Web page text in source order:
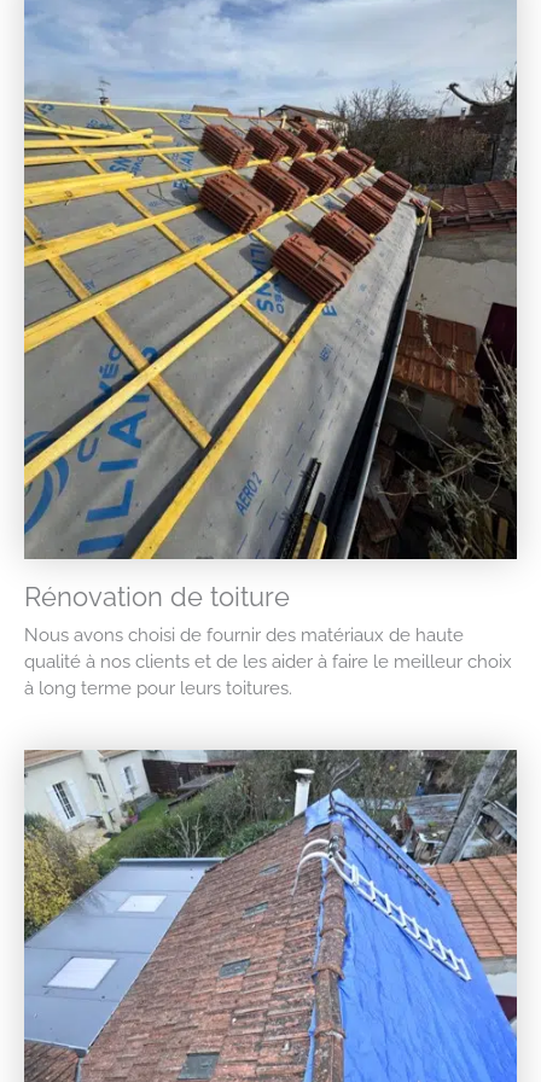
Rénovation de toiture
Nous avons choisi de fournir des matériaux de haute
qualité à nos clients et de les aider à faire le meilleur choix
à long terme pour leurs toitures.